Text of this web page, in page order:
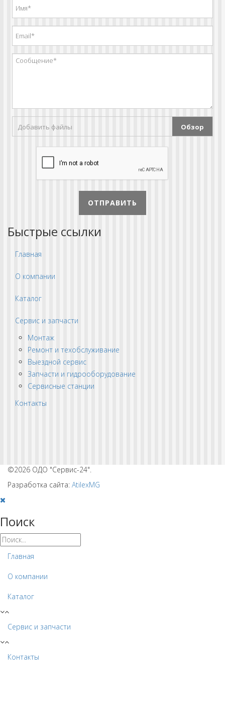
Добавить файлы Обзор
ОТПРАВИТЬ
Быстрые ссылки
Главная
О компании
Каталог
Сервис и запчасти
Монтаж
Ремонт и техобслуживание
Выездной сервис
Запчасти и гидрооборудование
Сервисные станции
Контакты
©2026 ОДО "Сервис-24".
Разработка сайта: AtilexMG
Поиск
Главная
О компании
Каталог
Сервис и запчасти
Контакты